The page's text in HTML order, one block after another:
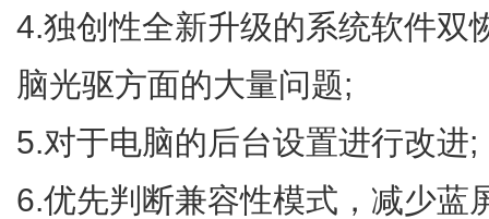
4.独创性全新升级的系统软件双
脑光驱方面的大量问题;
5.对于电脑的后台设置进行改进;
6.优先判断兼容性模式，减少蓝